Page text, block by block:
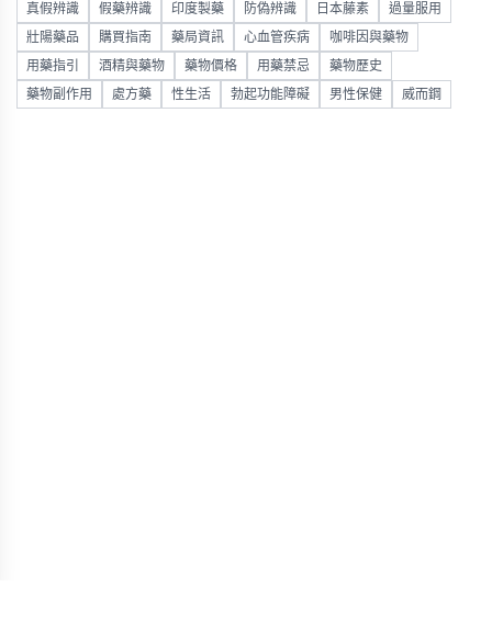
真假辨識 假藥辨識 印度製藥 防偽辨識 日本藤素 過量服用
壯陽藥品 購買指南 藥局資訊 心血管疾病 咖啡因與藥物
用藥指引 酒精與藥物 藥物價格 用藥禁忌 藥物歷史
藥物副作用 處方藥 性生活 勃起功能障礙 男性保健 威而鋼